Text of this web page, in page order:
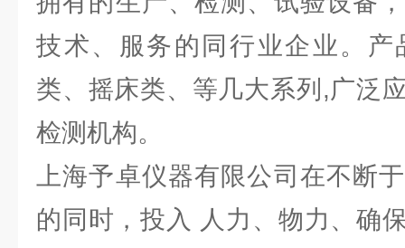
技术、服务的同行业企业。产
类、摇床类、等几大系列,广泛
检测机构。
上海予卓仪器有限公司在不断
的同时，投入 人力、物力、确